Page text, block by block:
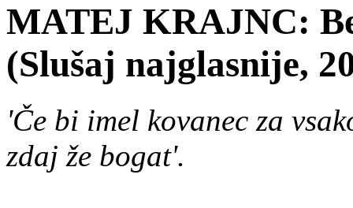
MATEJ KRAJNC:
(Slušaj najglasnije,
'Če bi imel kovanec za
zdaj že bogat'.